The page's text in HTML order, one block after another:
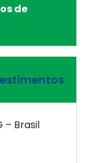
de
– Brasil